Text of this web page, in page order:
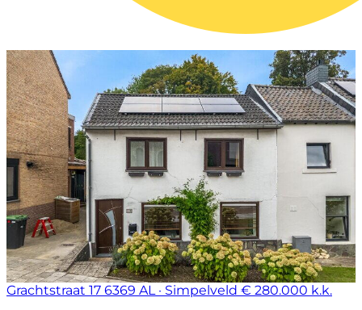
Grachtstraat 17 6369 AL · Simpelveld € 280.000 k.k.